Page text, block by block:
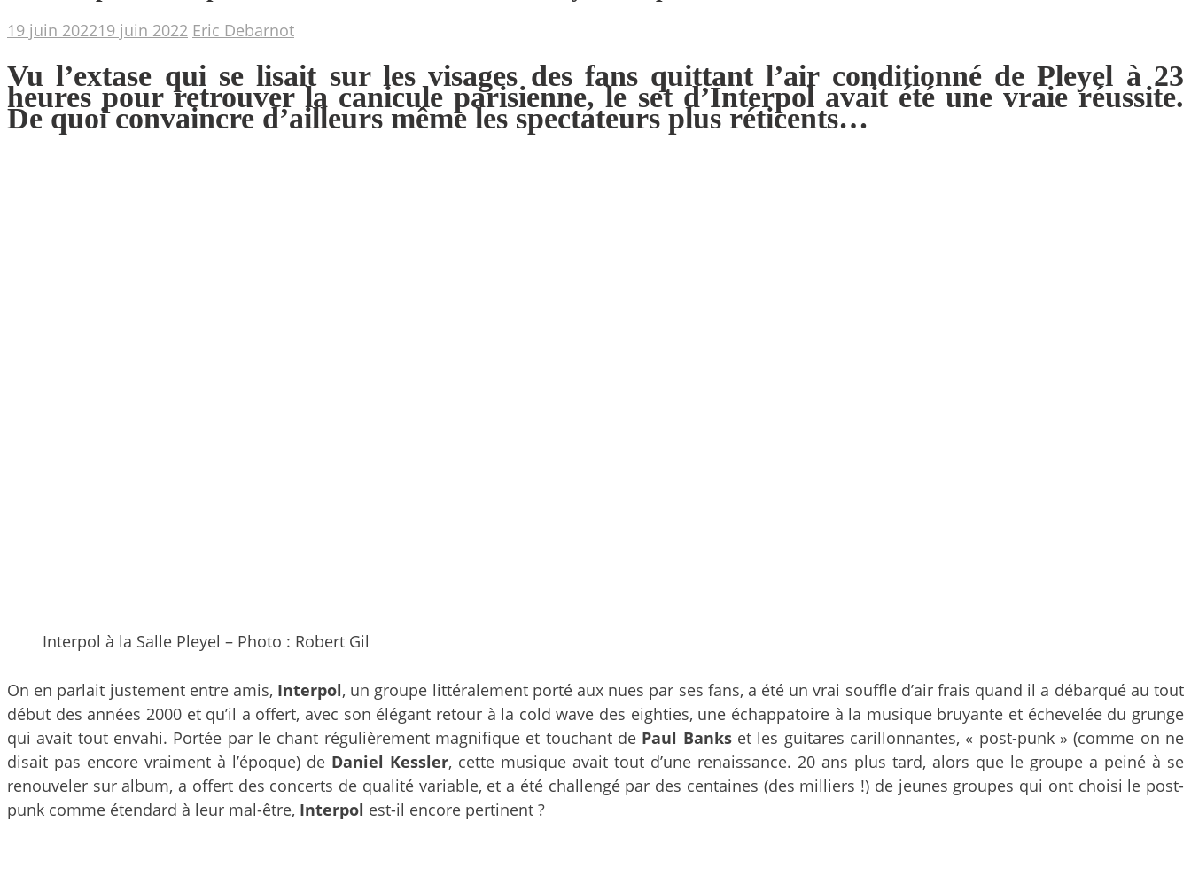
19 juin 202219 juin 2022 Eric Debarnot
Vu l’extase qui se lisait sur les visages des fans quittant l’air conditionné de Pleyel à 23
heures pour retrouver la canicule parisienne, le set d’Interpol avait été une vraie réussite.
De quoi convaincre d’ailleurs même les spectateurs plus réticents…
Interpol à la Salle Pleyel – Photo : Robert Gil
On en parlait justement entre amis, Interpol, un groupe littéralement porté aux nues par ses fans, a été un vrai souffle d’air frais quand il a débarqué au tout
début des années 2000 et qu’il a offert, avec son élégant retour à la cold wave des eighties, une échappatoire à la musique bruyante et échevelée du grunge
qui avait tout envahi. Portée par le chant régulièrement magnifique et touchant de Paul Bankset les guitares carillonnantes, « post-punk » (comme on ne
disait pas encore vraiment à l’époque) de Daniel Kessler, cette musique avait tout d’une renaissance. 20 ans plus tard, alors que le groupe a peiné à se
renouveler sur album, a offert des concerts de qualité variable, et a été challengé par des centaines (des milliers !) de jeunes groupes qui ont choisi le post-
punk comme étendard à leur mal-être, Interpol est-il encore pertinent ?